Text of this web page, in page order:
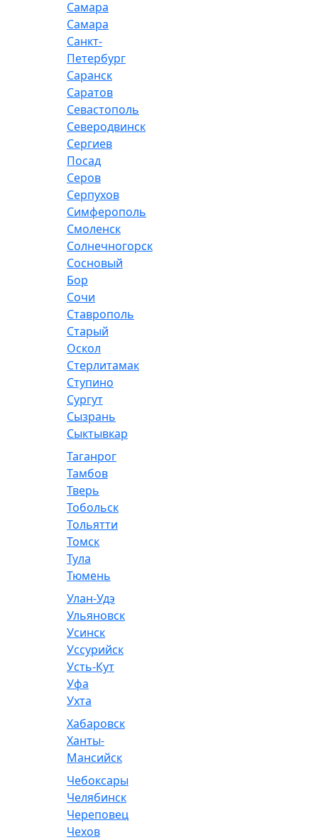
Самара
Самара
Санкт-
Петербург
Саранск
Саратов
Севастополь
Северодвинск
Сергиев
Посад
Серов
Серпухов
Симферополь
Смоленск
Солнечногорск
Сосновый
Бор
Сочи
Ставрополь
Старый
Оскол
Стерлитамак
Ступино
Сургут
Сызрань
Сыктывкар
Таганрог
Тамбов
Тверь
Тобольск
Тольятти
Томск
Тула
Тюмень
Улан-Удэ
Ульяновск
Усинск
Уссурийск
Усть-Кут
Уфа
Ухта
Хабаровск
Ханты-
Мансийск
Чебоксары
Челябинск
Череповец
Чехов